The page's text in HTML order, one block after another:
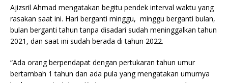
Ajizsril Ahmad mengatakan begitu pendek interval waktu yang
rasakan saat ini. Hari berganti minggu, minggu berganti bulan,
bulan berganti tahun tanpa disadari sudah meninggalkan tahun
2021, dan saat ini sudah berada di tahun 2022.
“Ada orang berpendapat dengan pertukaran tahun umur
bertambah 1 tahun dan ada pula yang mengatakan umurnya